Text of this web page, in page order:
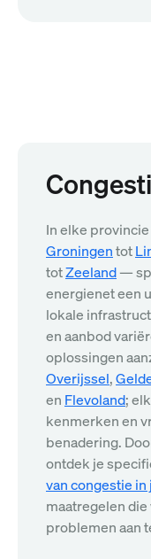
In elke
Groningentot
totZeeland—
energienet een
lokale
en aanbod
oplossingen
Overijssel,
en Flevoland;
kenmerken en
benadering.
ontdek je
van congestie
maatregelen
problemen aan